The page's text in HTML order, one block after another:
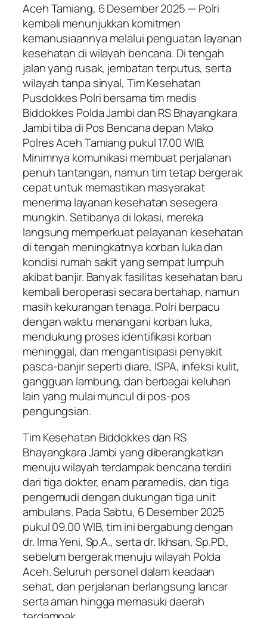
Aceh Tamiang, 6 Desember 2025 — Polri
kembali menunjukkan komitmen
kemanusiaannya melalui penguatan layanan
kesehatan di wilayah bencana. Di tengah
jalan yang rusak, jembatan terputus, serta
wilayah tanpa sinyal, Tim Kesehatan
Pusdokkes Polri bersama tim medis
Biddokkes Polda Jambi dan RS Bhayangkara
Jambi tiba di Pos Bencana depan Mako
Polres Aceh Tamiang pukul 17.00 WIB.
Minimnya komunikasi membuat perjalanan
penuh tantangan, namun tim tetap bergerak
cepat untuk memastikan masyarakat
menerima layanan kesehatan sesegera
mungkin. Setibanya di lokasi, mereka
langsung memperkuat pelayanan kesehatan
di tengah meningkatnya korban luka dan
kondisi rumah sakit yang sempat lumpuh
akibat banjir. Banyak fasilitas kesehatan baru
kembali beroperasi secara bertahap, namun
masih kekurangan tenaga. Polri berpacu
dengan waktu menangani korban luka,
mendukung proses identifikasi korban
meninggal, dan mengantisipasi penyakit
pasca-banjir seperti diare, ISPA, infeksi kulit,
gangguan lambung, dan berbagai keluhan
lain yang mulai muncul di pos-pos
pengungsian.
Tim Kesehatan Biddokkes dan RS
Bhayangkara Jambi yang diberangkatkan
menuju wilayah terdampak bencana terdiri
dari tiga dokter, enam paramedis, dan tiga
pengemudi dengan dukungan tiga unit
ambulans. Pada Sabtu, 6 Desember 2025
pukul 09.00 WIB, tim ini bergabung dengan
dr. Irma Yeni, Sp.A., serta dr. Ikhsan, Sp.PD.,
sebelum bergerak menuju wilayah Polda
Aceh. Seluruh personel dalam keadaan
sehat, dan perjalanan berlangsung lancar
serta aman hingga memasuki daerah